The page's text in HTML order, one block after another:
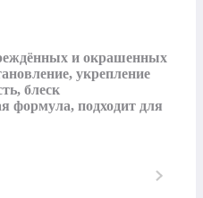
и окрашенных
укрепление
блеск
формула, подходит для